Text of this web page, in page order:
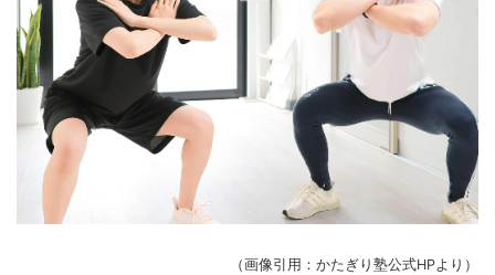
（画像引用：かたぎり塾公式HPより）